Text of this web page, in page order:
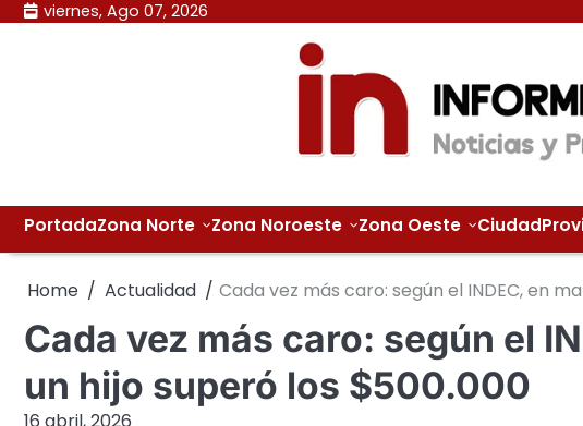
Skip viernes, Ago 07, 2026
PortadaZona Norte Zona Noroeste Zona Oeste Ciudad
Home Actualidad Cada vez más caro: según el INDEC, en
Cada vez más caro: según el
un hijo superó los $500.000
16 abril, 2026